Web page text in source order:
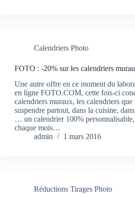
Calendriers Photo
FOTO : -20% sur les calendriers
Une autre offre en ce moment du
en ligne FOTO.COM, cette fois-ci
calendriers muraux, les calendriers que
suspendre partout, dans la cuisine,
… un calendrier 100%
chaque mois…
admin
1 mars 2016
Réductions Tirages Photo